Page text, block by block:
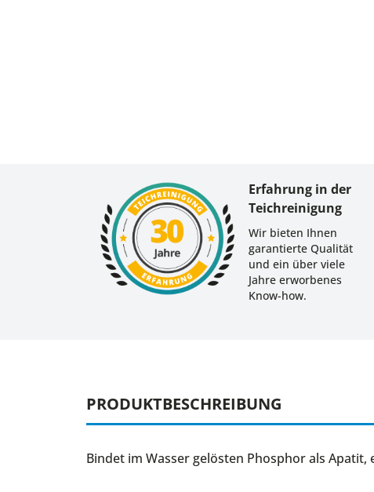
Erfahrung in der
Teichreinigung
Wir bieten Ihnen
garantierte Qualität
und ein über viele
Jahre erworbenes
Know-how.
PRODUKTBESCHREIBUNG
Bindet im Wasser gelösten Phosphor als